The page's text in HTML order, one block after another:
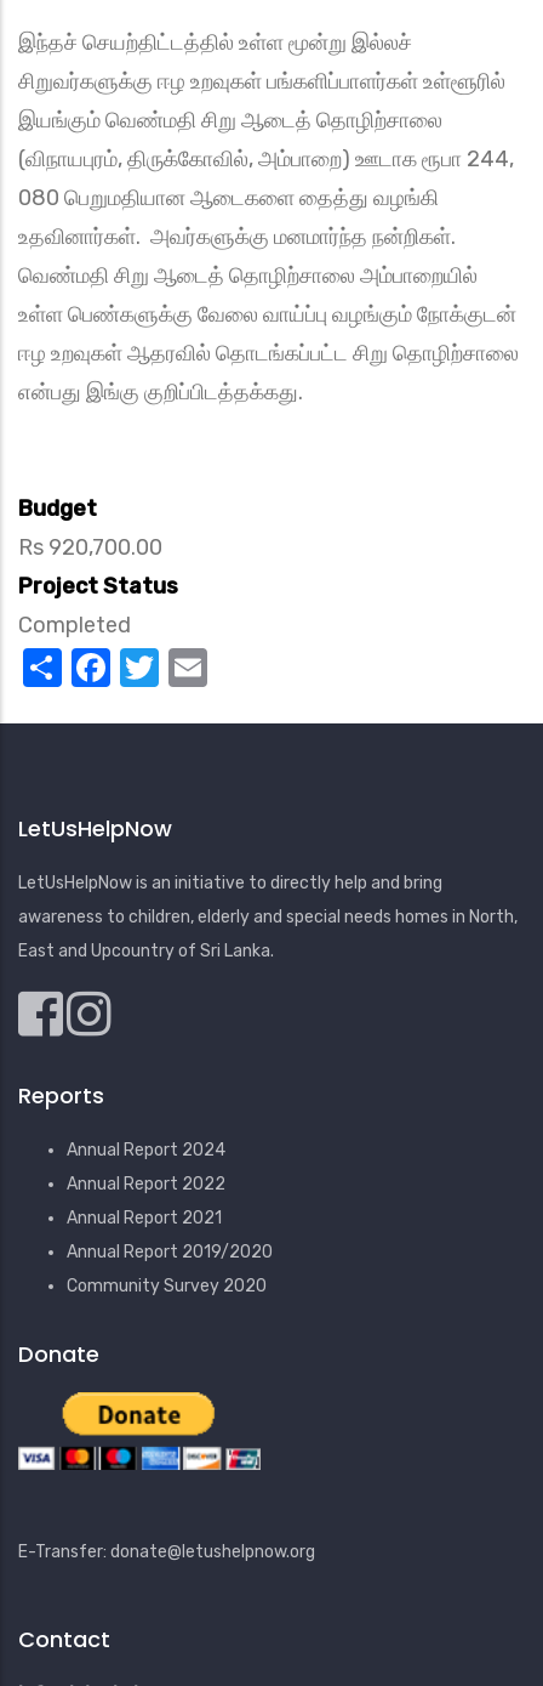
இந்தச் செயற்திட்டத்தில் உள்ள மூன்று இல்லச்
சிறுவர்களுக்கு ஈழ உறவுகள் பங்களிப்பாளர்கள் உள்ளூரில்
இயங்கும் வெண்மதி சிறு ஆடைத் தொழிற்சாலை
(விநாயபுரம், திருக்கோவில், அம்பாறை) ஊடாக ரூபா 244,
080 பெறுமதியான ஆடைகளை தைத்து வழங்கி
உதவினார்கள். அவர்களுக்கு மனமார்ந்த நன்றிகள்.
வெண்மதி சிறு ஆடைத் தொழிற்சாலை அம்பாறையில்
உள்ள பெண்களுக்கு வேலை வாய்ப்பு வழங்கும் நோக்குடன்
ஈழ உறவுகள் ஆதரவில் தொடங்கப்பட்ட சிறு தொழிற்சாலை
என்பது இங்கு குறிப்பிடத்தக்கது.
Budget
Rs 920,700.00
Project Status
Completed
ShareFacebook
Twitter
LetUsHelpNow
LetUsHelpNow is an initiative to directly help and bring
awareness to children, elderly and special needs homes in North,
East and Upcountry of Sri Lanka.
Reports
Annual Report 2024
Annual Report 2022
Annual Report 2021
Annual Report 2019/2020
Community Survey 2020
Donate
E-Transfer: donate@letushelpnow.org
Contact